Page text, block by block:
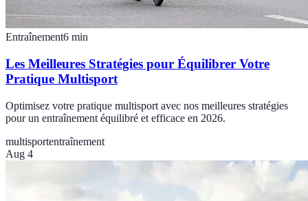
Entraînement6 min
Les Meilleures Stratégies pour Équilibrer Votre
Pratique Multisport
Optimisez votre pratique multisport avec nos meilleures stratégies
pour un entraînement équilibré et efficace en 2026.
multisportentraînement
Aug 4